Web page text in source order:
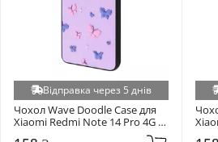
Samsung Galaxy A235 A23 (+44)
Samsung Galaxy S26 Plus S947 (+43)
Google Pixel 8 Pro (+42)
Google Pixel 9 Pro (+42)
Samsung Galaxy A515 A51 (+42)
Samsung Galaxy G990 S21 FE (+42)
Відправка через 5 днів
Чохол Wave Doodle Case для
Xiaomi Redmi Note 14 Pro 4G